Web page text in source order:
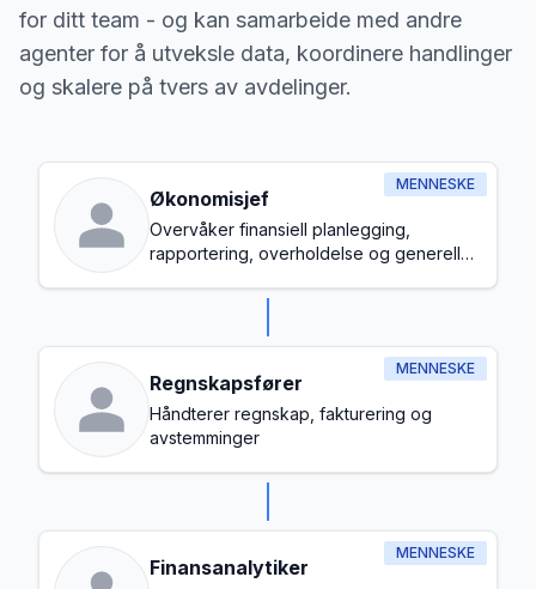
for ditt team - og kan samarbeide med andre
agenter for å utveksle data, koordinere handlinger
og skalere på tvers av avdelinger.
MENNESKE
Økonomisjef
Overvåker finansiell planlegging,
rapportering, overholdelse og generell
MENNESKE
Regnskapsfører
Håndterer regnskap, fakturering og
avstemminger
MENNESKE
Finansanalytiker